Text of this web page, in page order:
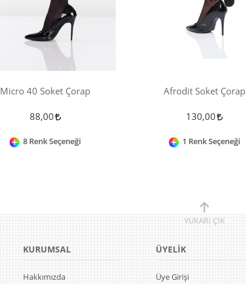
Micro 40 Soket Çorap
88,00
8 Renk Seçeneği
Afrodit Soket Çorap
130,00
1 Renk Seçeneği
YUKARI ÇIK
KURUMSAL
Hakkımızda
ÜYELİK
Üye Girişi